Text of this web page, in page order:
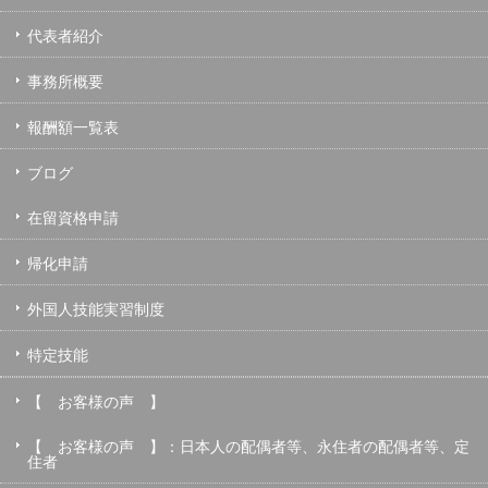
代表者紹介
事務所概要
報酬額一覧表
ブログ
在留資格申請
帰化申請
外国人技能実習制度
特定技能
【 お客様の声 】
【 お客様の声 】：日本人の配偶者等、永住者の配偶者等、定
住者